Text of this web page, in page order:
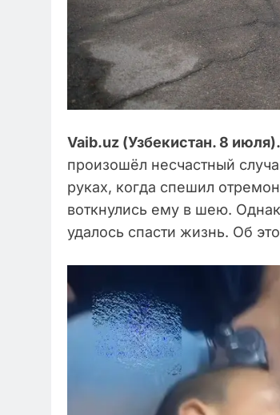
Vaib.uz (Узбекистан. 8 июля).
произошёл несчастный
руках, когда спешил
воткнулись ему в шею.
удалось спасти жизнь. Об